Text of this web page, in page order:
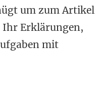
um zum Artikel
Ihr Erklärungen,
mit